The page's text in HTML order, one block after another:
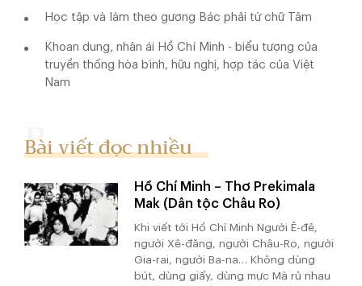
Học tập và làm theo gương Bác phải từ chữ Tâm
Khoan dung, nhân ái Hồ Chí Minh - biểu tượng của
truyền thống hòa bình, hữu nghị, hợp tác của Việt
Nam
Bài viết đọc nhiều
Hồ Chí Minh – Thơ Prekimala
Mak (Dân tộc Châu Ro)
Khi viết tới Hồ Chí Minh Người Ê-đê,
người Xê-đăng, người Châu-Ro, người
Gia-rai, người Ba-na… Không dùng
bút, dùng giấy, dùng mực Mà rủ nhau